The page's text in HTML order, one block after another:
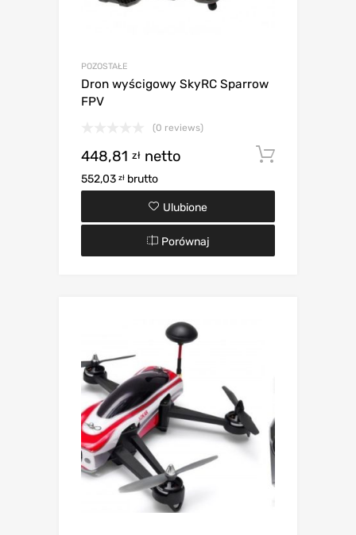
POZOSTAŁE
Dron wyścigowy SkyRC Sparrow
FPV
(0 reviews)
448,81 zł netto
552,03 zł brutto
Ulubione
Porównaj